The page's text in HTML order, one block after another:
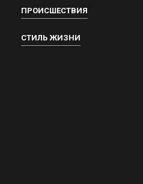
ПРОИСШЕСТВИЯ
СТИЛЬ ЖИЗНИ